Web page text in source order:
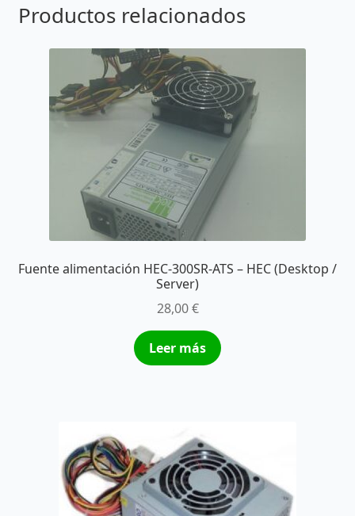
Productos relacionados
Fuente alimentación HEC-300SR-ATS – HEC (Desktop /
Server)
28,00€
Leer más